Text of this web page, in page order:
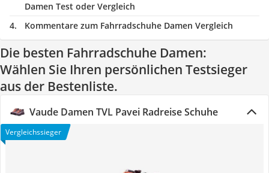
Damen Test oder Vergleich
Kommentare zum Fahrradschuhe Damen Vergleich
Die besten Fahrradschuhe Damen:
Wählen Sie Ihren persönlichen Testsieger
aus der Bestenliste.
Vaude Damen TVL Pavei Radreise Schuhe
Vergleichssieger